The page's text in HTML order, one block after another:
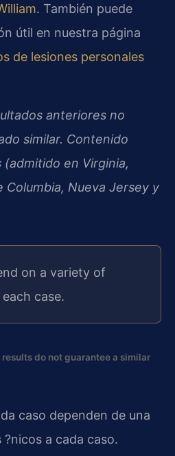
. También puede
útil en nuestra página
de lesiones personales
anteriores no
similar. Contenido
en Virginia,
Columbia, Nueva Jersey y
on a variety of
case.
do not guarantee a similar
caso dependen de una
a cada caso.